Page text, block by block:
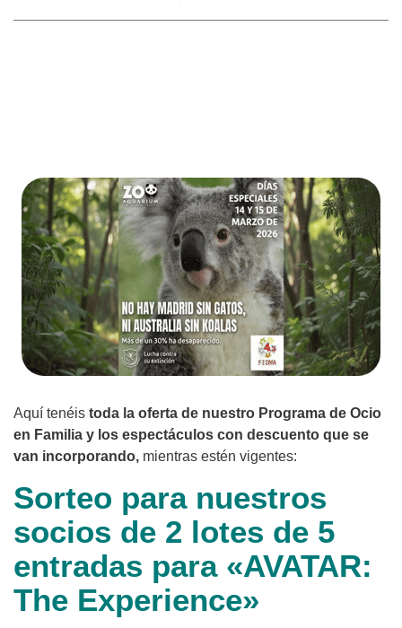
Aquí tenéis toda la oferta de nuestro Programa de Ocio
en Familia y los espectáculos con descuento que se
van incorporando, mientras estén vigentes:
Sorteo para nuestros
socios de 2 lotes de 5
entradas para «AVATAR:
The Experience»